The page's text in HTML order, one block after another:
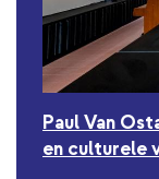
Paul Van
en culturele